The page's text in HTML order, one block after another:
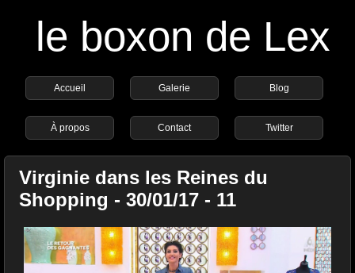
le boxon de Lex
Accueil Galerie Blog
À propos Contact Twitter
Virginie dans les Reines du
Shopping - 30/01/17 - 11